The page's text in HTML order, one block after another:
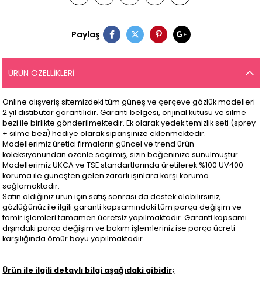
Paylaş
ÜRÜN ÖZELLIKLERI
Online alışveriş sitemizdeki tüm güneş ve çerçeve gözlük modelleri
2 yıl distibütör garantilidir. Garanti belgesi, orijinal kutusu ve silme
bezi ile birlikte gönderilmektedir. Ek olarak yedek temizlik seti (sprey
+ silme bezi) hediye olarak siparişinize eklenmektedir.
Modellerimiz üretici firmaların güncel ve trend ürün
koleksiyonundan özenle seçilmiş, sizin beğeninize sunulmuştur.
Modellerimiz UKCA ve TSE standartlarında üretilerek %100 UV400
koruma ile güneşten gelen zararlı ışınlara karşı koruma
sağlamaktadır:
Satın aldığınız ürün için satış sonrası da destek alabilirsiniz;
gözlüğünüz ile ilgili garanti kapsamındaki tüm parça değişim ve
tamir işlemleri tamamen ücretsiz yapılmaktadır. Garanti kapsamı
dışındaki parça değişim ve bakım işlemleriniz ise parça ücreti
karşılığında ömür boyu yapılmaktadır.
Ürün ile ilgili detaylı bilgi aşağıdaki gibidir;